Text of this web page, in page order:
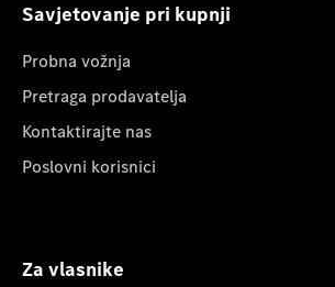
Savjetovanje pri kupnji
Probna vožnja
Pretraga prodavatelja
Kontaktirajte nas
Poslovni korisnici
Za vlasnike